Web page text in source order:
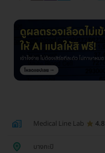
Medical Line Lab 4.8
บางกะปิ